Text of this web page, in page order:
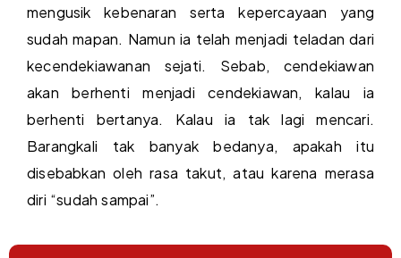
mengusik kebenaran serta kepercayaan yang
sudah mapan. Namun ia telah menjadi teladan dari
kecendekiawanan sejati. Sebab, cendekiawan
akan berhenti menjadi cendekiawan, kalau ia
berhenti bertanya. Kalau ia tak lagi mencari.
Barangkali tak banyak bedanya, apakah itu
disebabkan oleh rasa takut, atau karena merasa
diri “sudah sampai”.